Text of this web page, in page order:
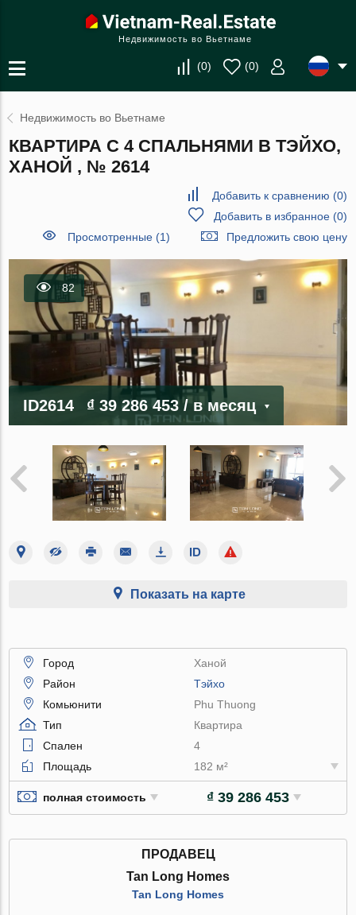
Недвижимость во Вьетнаме
(0) (0)
Недвижимость во Вьетнаме
КВАРТИРА С 4 СПАЛЬНЯМИ В ТЭЙХО,
ХАНОЙ , № 2614
Добавить к сравнению (0)
Добавить в избранное(0)
Просмотренные (1)
Предложить свою цену
82
ID2614 ₫ 39 286 453/ в месяц
Показать на карте
Город
Ханой
Район
Тэйхо
Комьюнити
Phu Thuong
Тип
Квартира
Спален
4
Площадь
182 м²
полная стоимость ₫ 39 286 453
ПРОДАВЕЦ
Tan Long Homes
Tan Long Homes